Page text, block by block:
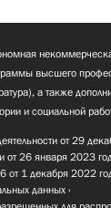
высшего
а также
и социальной
от 29
от 26 января 2023
от 1 декабря 2022
данных